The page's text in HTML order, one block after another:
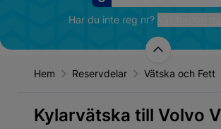
Har du inte reg nr?
Hem Reservdelar Vätska och Fett
Kylarvätska till Volvo